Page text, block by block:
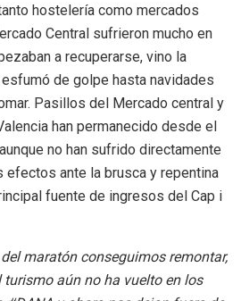
hostelería como mercados
Central sufrieron mucho en
a recuperarse, vino la
de golpe hasta navidades
Pasillos del Mercado central y
han permanecido desde el
no han sufrido directamente
efectos ante la brusca y repentina
fuente de ingresos del Cap i
maratón conseguimos remontar,
turismo aún no ha vuelto en los